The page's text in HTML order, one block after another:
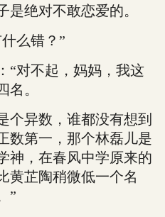
是绝对不敢恋爱的。
么错？”
对不起，妈妈，我这
名。
异数，谁都没有想到
数第一，那个林磊儿是
神，在春风中学原来的
黄芷陶稍微低一个名
”